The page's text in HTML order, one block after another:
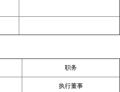
职务
执行董事